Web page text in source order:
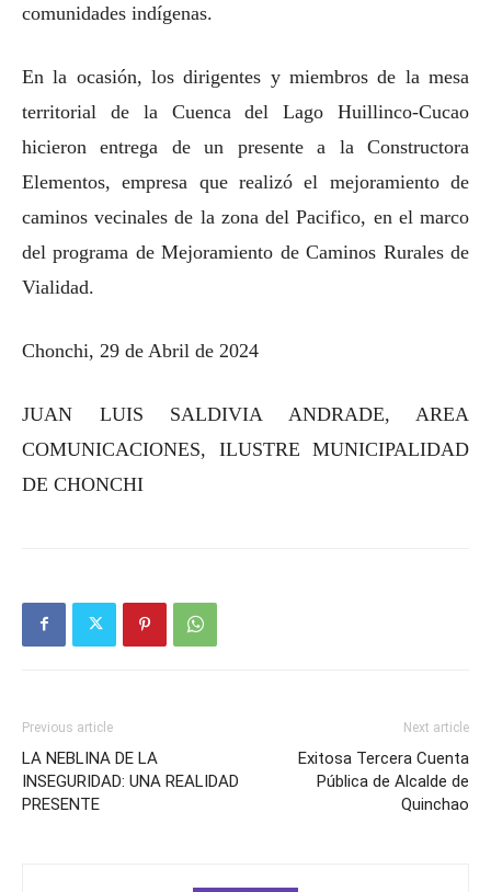
comunidades indígenas.
En la ocasión, los dirigentes y miembros de la mesa
territorial de la Cuenca del Lago Huillinco-Cucao
hicieron entrega de un presente a la Constructora
Elementos, empresa que realizó el mejoramiento de
caminos vecinales de la zona del Pacifico, en el marco
del programa de Mejoramiento de Caminos Rurales de
Vialidad.
Chonchi, 29 de Abril de 2024
JUAN LUIS SALDIVIA ANDRADE, AREA
COMUNICACIONES, ILUSTRE MUNICIPALIDAD
DE CHONCHI
Previous article
LA NEBLINA DE LA
INSEGURIDAD: UNA REALIDAD
PRESENTE
Next article
Exitosa Tercera Cuenta
Pública de Alcalde de
Quinchao